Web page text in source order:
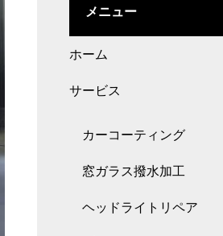
メニュー
ホーム
サービス
カーコーティング
窓ガラス撥水加工
ヘッドライトリペア